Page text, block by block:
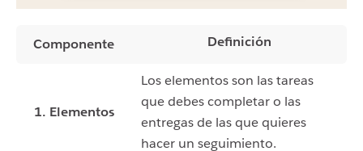
Componente Definición
1. Elementos
Los elementos son las tareas
que debes completar o las
entregas de las que quieres
hacer un seguimiento.